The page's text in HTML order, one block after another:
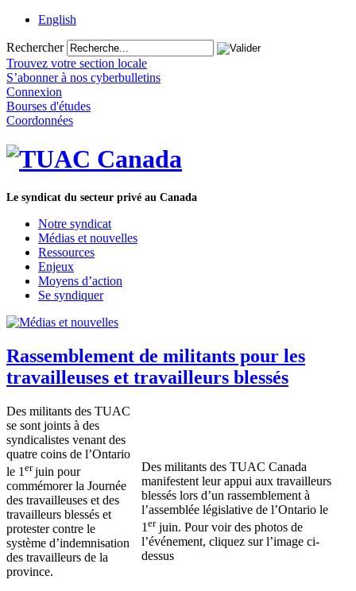
English
Rechercher
Trouvez votre section locale
S’abonner à nos cyberbulletins
Connexion
Bourses d'études
Coordonnées
Le syndicat du secteur privé au Canada
Notre syndicat
Médias et nouvelles
Ressources
Enjeux
Moyens d’action
Se syndiquer
Rassemblement de militants pour les
travailleuses et travailleurs blessés
Des militants des TUAC Canada
manifestent leur appui aux travailleurs
blessés lors d’un rassemblement à
l’assemblée législative de l’Ontario le
1 erjuin. Pour voir des photos de
l’événement, cliquez sur l’image ci-
dessus
Des militants des TUAC
se sont joints à des
syndicalistes venant des
quatre coins de l’Ontario
le 1 erjuin pour
commémorer la Journée
des travailleuses et des
travailleurs blessés et
protester contre le
système d’indemnisation
des travailleurs de la
province.